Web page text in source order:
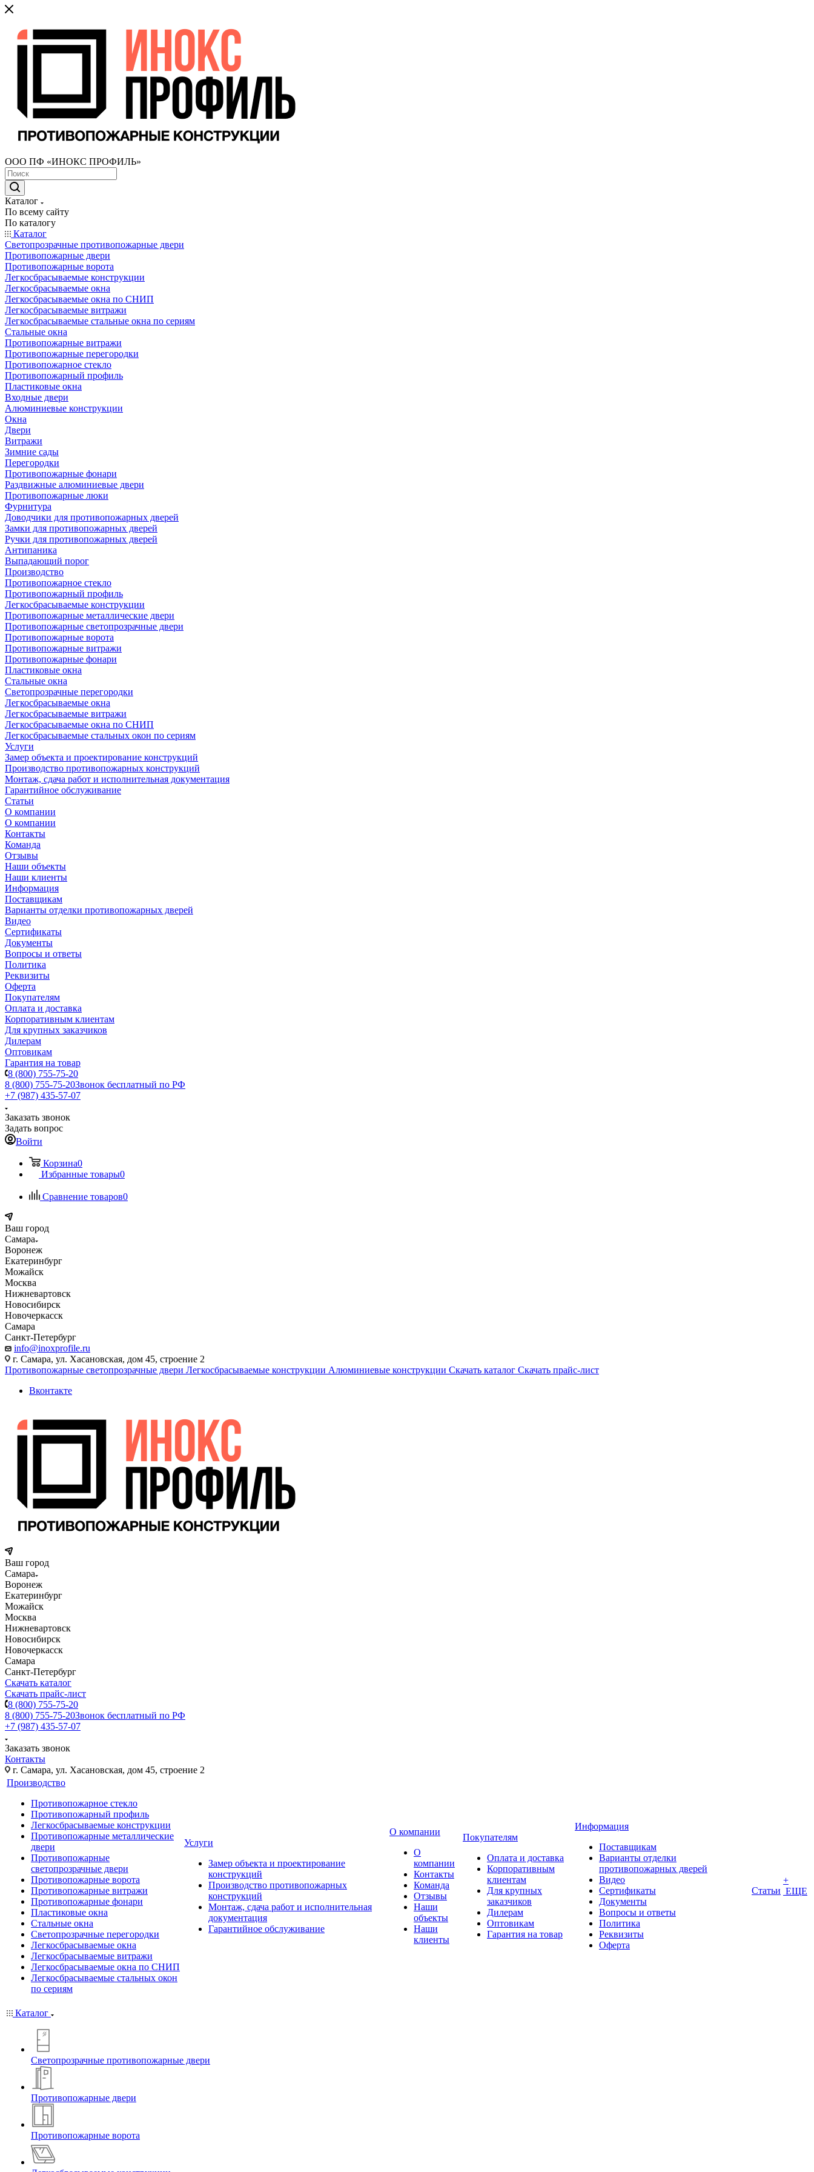
ООО ПФ «ИНОКС ПРОФИЛЬ»
Каталог
По всему сайту
По каталогу
Каталог
Светопрозрачные противопожарные двери
Противопожарные двери
Противопожарные ворота
Легкосбрасываемые конструкции
Легкосбрасываемые окна
Легкосбрасываемые окна по СНИП
Легкосбрасываемые витражи
Легкосбрасываемые стальные окна по сериям
Стальные окна
Противопожарные витражи
Противопожарные перегородки
Противопожарное стекло
Противопожарный профиль
Пластиковые окна
Входные двери
Алюминиевые конструкции
Окна
Двери
Витражи
Зимние сады
Перегородки
Противопожарные фонари
Раздвижные алюминиевые двери
Противопожарные люки
Фурнитура
Доводчики для противопожарных дверей
Замки для противопожарных дверей
Ручки для противопожарных дверей
Антипаника
Выпадающий порог
Производство
Противопожарное стекло
Противопожарный профиль
Легкосбрасываемые конструкции
Противопожарные металлические двери
Противопожарные светопрозрачные двери
Противопожарные ворота
Противопожарные витражи
Противопожарные фонари
Пластиковые окна
Стальные окна
Светопрозрачные перегородки
Легкосбрасываемые окна
Легкосбрасываемые витражи
Легкосбрасываемые окна по СНИП
Легкосбрасываемые стальных окон по сериям
Услуги
Замер объекта и проектирование конструкций
Производство противопожарных конструкций
Монтаж, сдача работ и исполнительная документация
Гарантийное обслуживание
Статьи
О компании
О компании
Контакты
Команда
Отзывы
Наши объекты
Наши клиенты
Информация
Поставщикам
Варианты отделки противопожарных дверей
Видео
Сертификаты
Документы
Вопросы и ответы
Политика
Реквизиты
Оферта
Покупателям
Оплата и доставка
Корпоративным клиентам
Для крупных заказчиков
Дилерам
Оптовикам
Гарантия на товар
8 (800) 755-75-20
8 (800) 755-75-20Звонок бесплатный по РФ
+7 (987) 435-57-07
Заказать звонок
Задать вопрос
Войти
Корзина0
Избранные товары0
Сравнение товаров0
Ваш город
Самара
Воронеж
Екатеринбург
Можайск
Москва
Нижневартовск
Новосибирск
Новочеркасск
Самара
Санкт-Петербург
info@inoxprofile.ru
г. Самара, ул. Хасановская, дом 45, строение 2
Противопожарные светопрозрачные двери Легкосбрасываемые конструкции Алюминиевые конструкции Скачать каталог Скачать прайс-лист
Вконтакте
Ваш город
Самара
Воронеж
Екатеринбург
Можайск
Москва
Нижневартовск
Новосибирск
Новочеркасск
Самара
Санкт-Петербург
Скачать каталог
Скачать прайс-лист
8 (800) 755-75-20
8 (800) 755-75-20Звонок бесплатный по РФ
+7 (987) 435-57-07
Заказать звонок
Контакты
г. Самара, ул. Хасановская, дом 45, строение 2
Производство
Противопожарное стекло
Противопожарный профиль
Легкосбрасываемые конструкции
Противопожарные металлические
двери
Противопожарные
светопрозрачные двери
Противопожарные ворота
Противопожарные витражи
Противопожарные фонари
Пластиковые окна
Стальные окна
Светопрозрачные перегородки
Легкосбрасываемые окна
Легкосбрасываемые витражи
Легкосбрасываемые окна по СНИП
Легкосбрасываемые стальных окон
по сериям
Услуги
Замер объекта и проектирование
конструкций
Производство противопожарных
конструкций
Монтаж, сдача работ и исполнительная
документация
Гарантийное обслуживание
О компании
О
компании
Контакты
Команда
Отзывы
Наши
объекты
Наши
клиенты
Покупателям
Оплата и доставка
Корпоративным
клиентам
Для крупных
заказчиков
Дилерам
Оптовикам
Гарантия на товар
Информация
Поставщикам
Варианты отделки
противопожарных дверей
Видео
Сертификаты
Документы
Вопросы и ответы
Политика
Реквизиты
Оферта
Статьи
+
ЕЩЕ
Каталог
Светопрозрачные противопожарные двери
Противопожарные двери
Противопожарные ворота